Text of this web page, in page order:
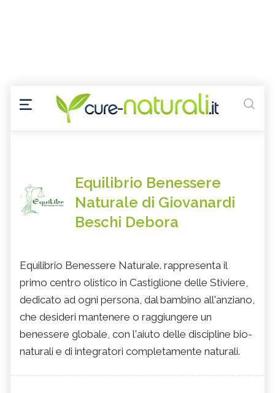
Equilibrio Benessere
Naturale di Giovanardi
Beschi Debora
Equilibrio Benessere Naturale. rappresenta il
primo centro olistico in Castiglione delle Stiviere,
dedicato ad ogni persona, dal bambino all'anziano,
che desideri mantenere o raggiungere un
benessere globale, con l'aiuto delle discipline bio-
naturali e di integratori completamente naturali.